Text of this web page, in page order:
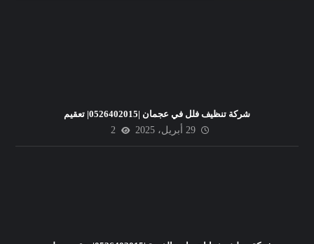
شركة تنظيف فلل في عجمان |0526402015| تعقيم
29 أبريل، 2025
2